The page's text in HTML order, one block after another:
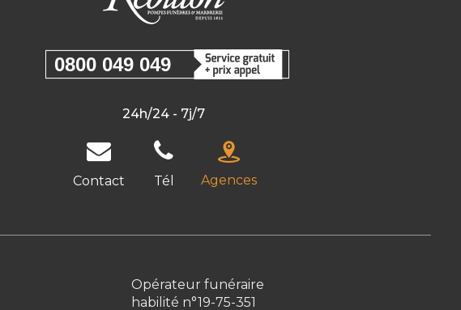
0800 049 049
24h/24 - 7j/7
Contact Tél Agences
Opérateur funéraire
habilité n°19-75-351